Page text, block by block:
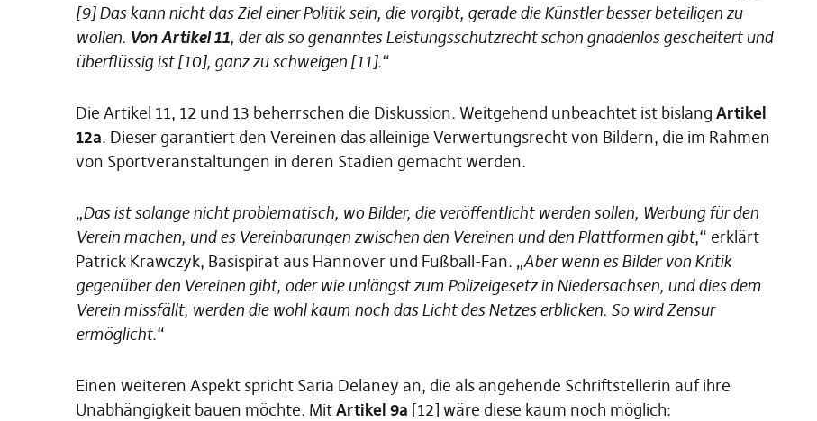
[9] Das kann nicht das Ziel einer Politik sein, die vorgibt, gerade die Künstler besser beteiligen zu
wollen. Von Artikel 11, der als so genanntes Leistungsschutzrecht schon gnadenlos gescheitert und
überflüssig ist [10], ganz zu schweigen [11].“
Die Artikel 11, 12 und 13 beherrschen die Diskussion. Weitgehend unbeachtet ist bislang Artikel
12a. Dieser garantiert den Vereinen das alleinige Verwertungsrecht von Bildern, die im Rahmen
von Sportveranstaltungen in deren Stadien gemacht werden.
„Das ist solange nicht problematisch, wo Bilder, die veröffentlicht werden sollen, Werbung für den
Verein machen, und es Vereinbarungen zwischen den Vereinen und den Plattformen gibt,“ erklärt
Patrick Krawczyk, Basispirat aus Hannover und Fußball-Fan. „Aber wenn es Bilder von Kritik
gegenüber den Vereinen gibt, oder wie unlängst zum Polizeigesetz in Niedersachsen, und dies dem
Verein missfällt, werden die wohl kaum noch das Licht des Netzes erblicken. So wird Zensur
ermöglicht.“
Einen weiteren Aspekt spricht Saria Delaney an, die als angehende Schriftstellerin auf ihre
Unabhängigkeit bauen möchte. MitArtikel 9a [12] wäre diese kaum noch möglich: